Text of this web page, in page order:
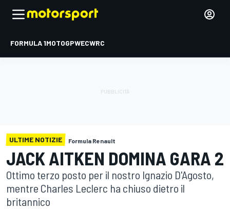
FORMULA 1MOTOGPWECWRC
ULTIME NOTIZIE Formula Renault
JACK AITKEN DOMINA GARA 2
Ottimo terzo posto per il nostro Ignazio D'Agosto,
mentre Charles Leclerc ha chiuso dietro il
britannico